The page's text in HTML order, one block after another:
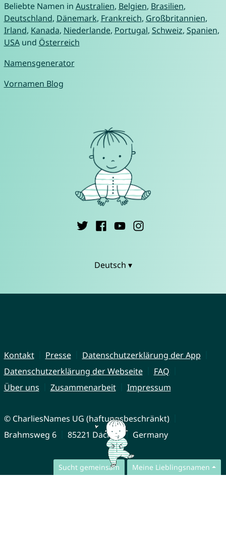
Sucht gemeinsam Meine Lieblingsnamen
Beliebte Namen in Australien, Belgien, Brasilien,
Deutschland, Dänemark, Frankreich, Großbritannien,
Irland, Kanada, Niederlande, Portugal, Schweiz, Spanien,
USAund Österreich
Namensgenerator
Vornamen Blog
Deutsch ▾
Kontakt Presse
Datenschutzerklärung der App
Datenschutzerklärung der Webseite
FAQ
Über uns
Zusammenarbeit Impressum
© CharliesNames UG (haftungsbeschränkt)
Brahmsweg 6
85221 Dachau Germany